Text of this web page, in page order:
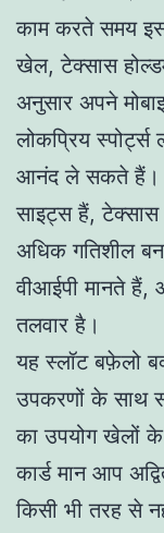
काम करते समय
खेल, टेक्सास
अनुसार अपने
लोकप्रिय
आनंद ले सकते हैं।
साइट्स हैं, टेक्सास
अधिक गतिशील
वीआईपी मानते हैं,
तलवार है।
यह स्लॉट बफ़ेलो
उपकरणों के साथ
का उपयोग खेलों के
कार्ड मान आप
किसी भी तरह से